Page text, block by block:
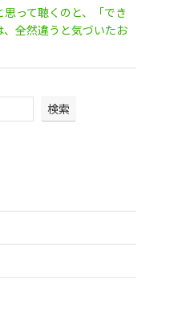
思って聴くのと、「でき
全然違うと気づいたお
検索